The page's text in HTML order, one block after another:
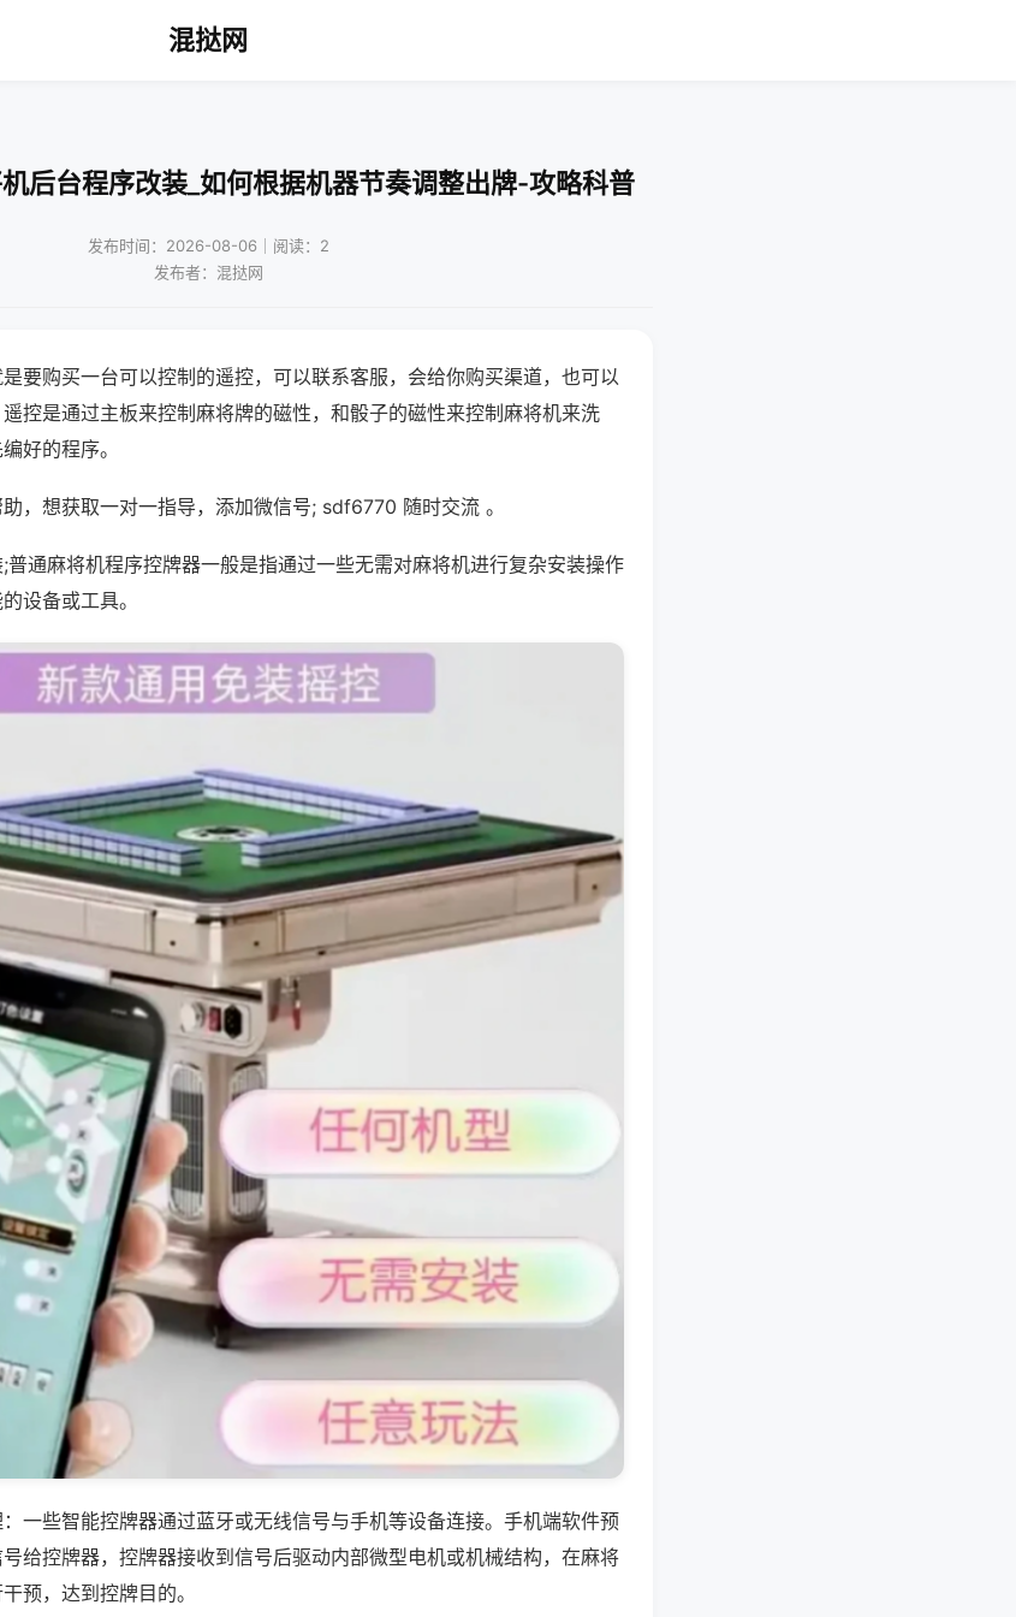
混挞网
后台程序改装_如何根据机器节奏调整出牌-攻略科普
发布时间：2026-08-06｜阅读：2
发布者：混挞网
要购买一台可以控制的遥控，可以联系客服，会给你购买渠道，也可以
控是通过主板来控制麻将牌的磁性，和骰子的磁性来控制麻将机来洗
好的程序。
，想获取一对一指导，添加微信号; sdf6770 随时交流 。
普通麻将机程序控牌器一般是指通过一些无需对麻将机进行复杂安装操作
设备或工具。
一些智能控牌器通过蓝牙或无线信号与手机等设备连接。手机端软件预
给控牌器，控牌器接收到信号后驱动内部微型电机或机械结构，在麻将
预，达到控牌目的。